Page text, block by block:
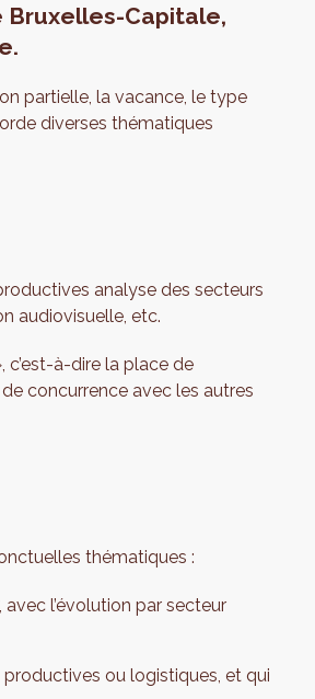
Bruxelles-Capitale,
partielle, la vacance, le type
diverses thématiques
analyse des secteurs
audiovisuelle, etc.
à-dire la place de
concurrence avec les autres
thématiques :
avec l’évolution par secteur
productives ou logistiques, et qui